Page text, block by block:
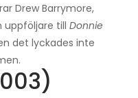
Drew Barrymore,
uppföljare till Donnie
det lyckades inte